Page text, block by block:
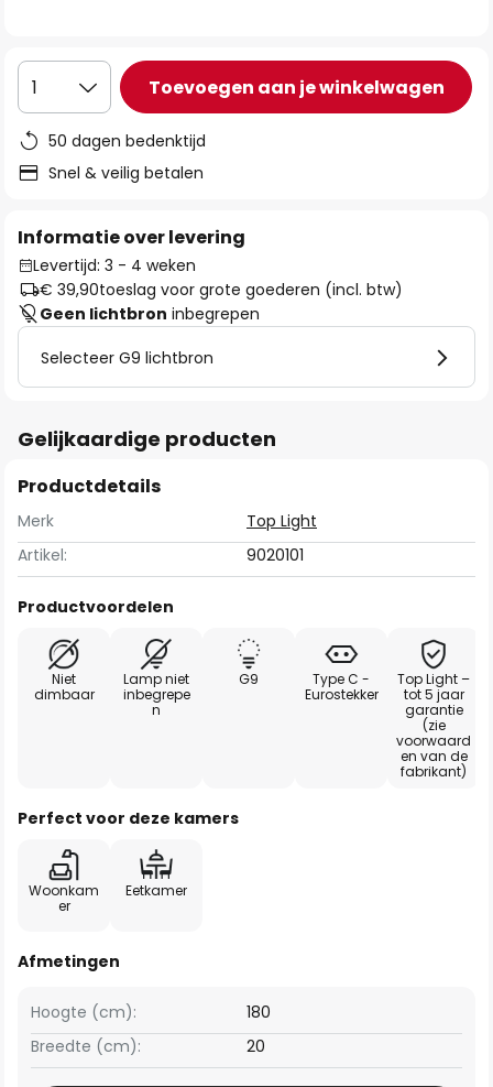
gallerij
1 Toevoegen aan je winkelwagen
50 dagen bedenktijd
Snel & veilig betalen
Informatie over levering
Levertijd: 3 - 4 weken
€ 39,90toeslag voor grote goederen (incl. btw)
Geen lichtbron inbegrepen
Selecteer G9 lichtbron
Gelijkaardige producten
Productdetails
Merk
Top Light
Artikel:
9020101
Productvoordelen
Niet
dimbaar
Lamp niet
inbegrepe
n
G9
Type C -
Eurostekker
Top Light –
tot 5 jaar
garantie
(zie
voorwaard
en van de
fabrikant)
Perfect voor deze kamers
Woonkam
er
Eetkamer
Afmetingen
Breedte (cm): 20
Hoogte (cm): 180